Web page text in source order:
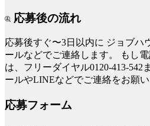
応募後の流れ
応募後すぐ〜3日以内に ジョブハ
ールなどでご連絡します。
もし
は、フリーダイヤル0120-413-542
ールやLINEなどでご連絡をお願い
応募フォーム